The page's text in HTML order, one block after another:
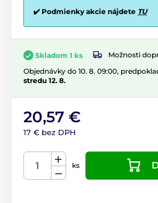
✔️ Podmienky akcie nájdete TU
Skladom 1 ks
Možnosti
Objednávky do 10. 8. 09:00,
stredu 12. 8.
20,57 €
17 € bez DPH
ks